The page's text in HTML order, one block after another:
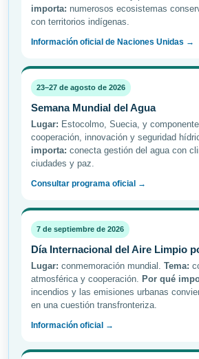
importa: numerosos ecosistemas
con territorios indígenas.
Información oficial de Naciones Unidas →
23–27 de agosto de 2026
Semana Mundial del Agua
Lugar: Estocolmo, Suecia, y
cooperación, innovación y seguridad
importa: conecta gestión del agua con
ciudades y paz.
Consultar programa oficial →
7 de septiembre de 2026
Día Internacional del Aire Limpio
Lugar: conmemoración mundial. Tema:
atmosférica y cooperación. Por qué
incendios y las emisiones urbanas
en una cuestión transfronteriza.
Información oficial →